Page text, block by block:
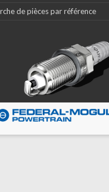
de pièces par référence